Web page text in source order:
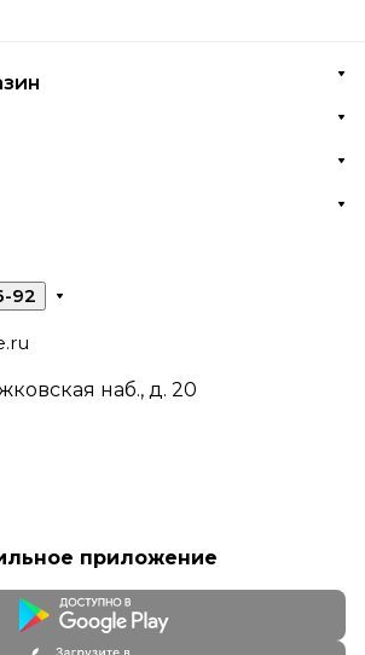
92
наб., д. 20
приложение